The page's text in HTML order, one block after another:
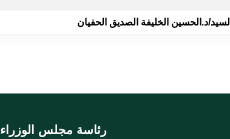
السيد/د.الحسين الخليفة الصديق الحفيان
رئاسة مجلس الوزراء